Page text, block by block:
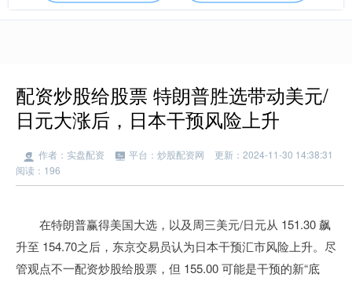
配资炒股给股票 特朗普胜选带动美元/
日元大涨后，日本干预风险上升
作者：实盘配资 平台：炒股配资网
更新：2024-11-30 14:38:31
阅读：196
在特朗普赢得美国大选，以及周三美元/日元从 151.30 飙
升至 154.70之后，东京交易员认为日本干预汇市风险上升。尽
管观点不一配资炒股给股票，但 155.00 可能是干预的新“底